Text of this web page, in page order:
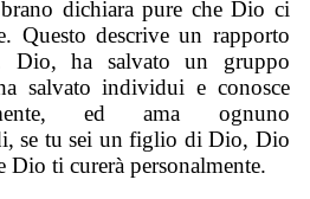
dichiara pure che Dio ci
Questo descrive un rapporto
Dio, ha salvato un gruppo
salvato individui e conosce
ed ama ognuno
se tu sei un figlio di Dio, Dio
Dio ti curerà personalmente.